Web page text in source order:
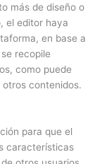
más de diseño o
el editor haya
en base a
recopile
como puede
contenidos.
para que el
características